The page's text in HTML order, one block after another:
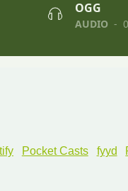
Pocket Casts fyyd